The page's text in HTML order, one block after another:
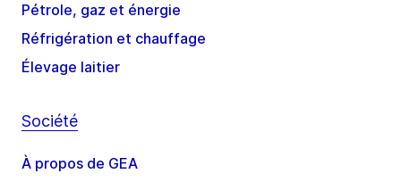
Pétrole, gaz et énergie
Réfrigération et chauffage
Élevage laitier
Société
À propos de GEA